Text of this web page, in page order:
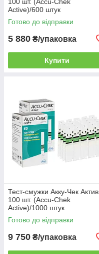
Active)/600 штук
Готово до відправки
5 880 ₴/упаковка
Купити
Тест-смужки Акку-Чек Актив
100 шт. (Accu-Chek
Active)/1000 штук
Готово до відправки
9 750 ₴/упаковка